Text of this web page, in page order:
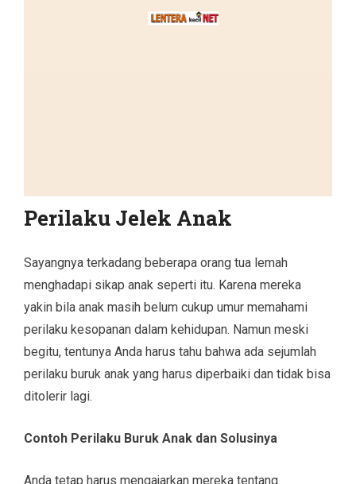
Perilaku Jelek Anak
Sayangnya terkadang beberapa orang tua lemah
menghadapi sikap anak seperti itu. Karena mereka
yakin bila anak masih belum cukup umur memahami
perilaku kesopanan dalam kehidupan. Namun meski
begitu, tentunya Anda harus tahu bahwa ada sejumlah
perilaku buruk anak yang harus diperbaiki dan tidak bisa
ditolerir lagi.
Contoh Perilaku Buruk Anak dan Solusinya
Anda tetap harus mengajarkan mereka tentang